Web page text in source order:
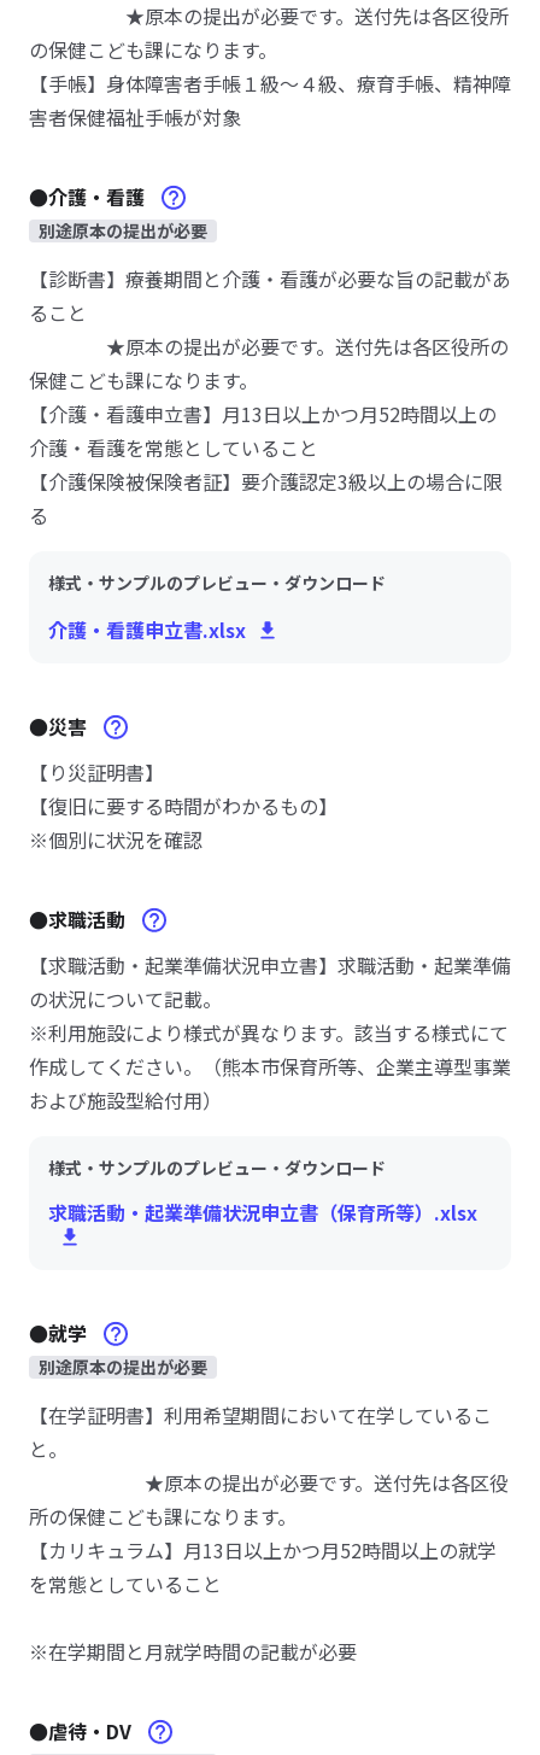
★原本の提出が必要です。送付先は各区役所
の保健こども課になります。
【手帳】身体障害者手帳１級～４級、療育手帳、精神障
害者保健福祉手帳が対象
●介護・看護
別途原本の提出が必要
【診断書】療養期間と介護・看護が必要な旨の記載があ
ること
★原本の提出が必要です。送付先は各区役所の
保健こども課になります。
【介護・看護申立書】月13日以上かつ月52時間以上の
介護・看護を常態としていること
【介護保険被保険者証】要介護認定3級以上の場合に限
る
様式・サンプルのプレビュー・ダウンロード
介護・看護申立書.xlsx
●災害
【り災証明書】
【復旧に要する時間がわかるもの】
※個別に状況を確認
●求職活動
【求職活動・起業準備状況申立書】求職活動・起業準備
の状況について記載。
※利用施設により様式が異なります。該当する様式にて
作成してください。（熊本市保育所等、企業主導型事業
および施設型給付用）
様式・サンプルのプレビュー・ダウンロード
求職活動・起業準備状況申立書（保育所等）.xlsx
●就学
別途原本の提出が必要
【在学証明書】利用希望期間において在学しているこ
と。
★原本の提出が必要です。送付先は各区役
所の保健こども課になります。
【カリキュラム】月13日以上かつ月52時間以上の就学
を常態としていること
※在学期間と月就学時間の記載が必要
●虐待・DV